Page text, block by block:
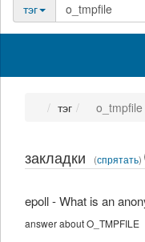
тэг
тэг o_tmpfile
закладки (спрятать)
answer about O_TMPFILE